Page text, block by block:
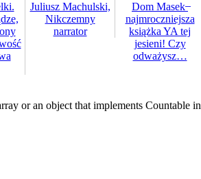
Juliusz Machulski,
Nikczemny
narrator
Dom Masek ̶
najmroczniejsza
książka YA tej
jesieni! Czy
odważysz…
or an object that implements Countable in